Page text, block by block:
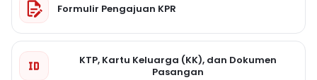
Formulir Pengajuan KPR
KTP, Kartu Keluarga (KK), dan Dokumen
Pasangan